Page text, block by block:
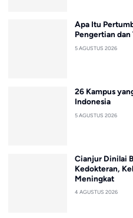
Apa Itu
Pengertian
5 AGUSTUS 2026
26 Kampus
Indonesia
5 AGUSTUS 2026
Cianjur Dinilai
Kedokteran,
Meningkat
4 AGUSTUS 2026